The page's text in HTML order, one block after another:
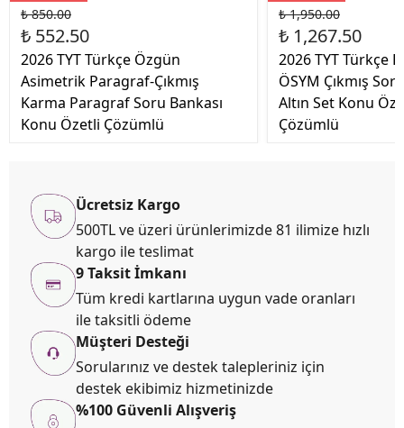
₺ 850.00
₺ 552.50
2026 TYT Türkçe Özgün
Asimetrik Paragraf-Çıkmış
Karma Paragraf Soru Bankası
Konu Özetli Çözümlü
₺ 1,950.00
₺ 1,267.50
2026 TYT Türkçe
ÖSYM Çıkmış
Altın Set Konu
Çözümlü
Ücretsiz Kargo
500TL ve üzeri ürünlerimizde 81 ilimize hızlı
kargo ile teslimat
9 Taksit İmkanı
Tüm kredi kartlarına uygun vade oranları
ile taksitli ödeme
Müşteri Desteği
Sorularınız ve destek talepleriniz için
destek ekibimiz hizmetinizde
%100 Güvenli Alışveriş